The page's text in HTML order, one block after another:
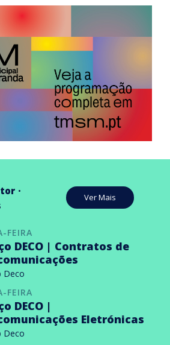
Ver Mais
FEIRA
DECO | Contratos de
Deco
FEIRA
DECO |
Eletrónicas
Deco